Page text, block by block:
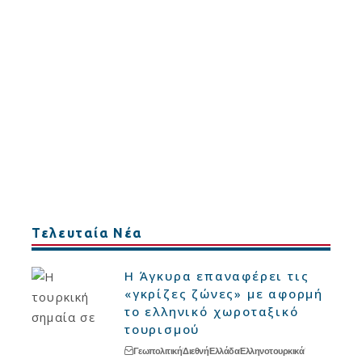
Τελευταία Νέα
Η Άγκυρα επαναφέρει τις
«γκρίζες ζώνες» με αφορμή
το ελληνικό χωροταξικό
τουρισμού
ΓεωπολιτικήΔιεθνήΕλλάδαΕλληνοτουρκικά